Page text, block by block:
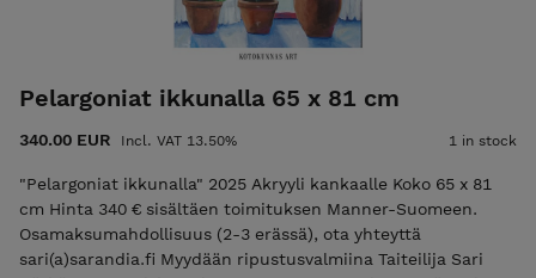
Pelargoniat ikkunalla 65 x 81 cm
340.00 EUR Incl. VAT 13.50% 1 in stock
"Pelargoniat ikkunalla" 2025 Akryyli kankaalle Koko 65 x 81
cm Hinta 340 € sisältäen toimituksen Manner-Suomeen.
Osamaksumahdollisuus (2-3 erässä), ota yhteyttä
sari(a)sarandia.fi Myydään ripustusvalmiina Taiteilija Sari